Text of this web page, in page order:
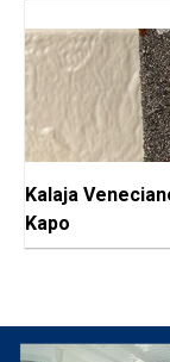
Kalaja
Kapo